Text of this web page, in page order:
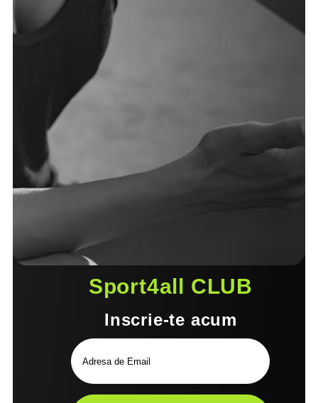
Sport4all CLUB
Inscrie-te acum